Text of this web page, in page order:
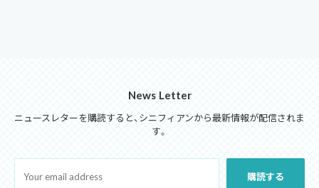
News Letter
ニュースレターを購読すると、シニフィアンから最新情報が配信されま
す。